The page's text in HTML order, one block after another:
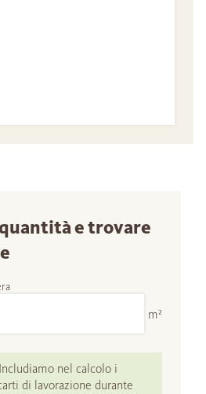
e trovare
m²
Includiamo nel calcolo i
di lavorazione durante